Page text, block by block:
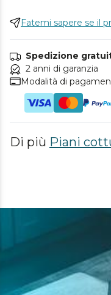
Fatemi sapere se il
Spedizione
2 anni di garanzia
Modalità di
Di più Piani